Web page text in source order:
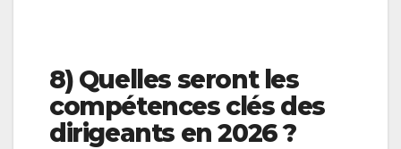
8) Quelles seront les
compétences clés des
dirigeants en 2026 ?